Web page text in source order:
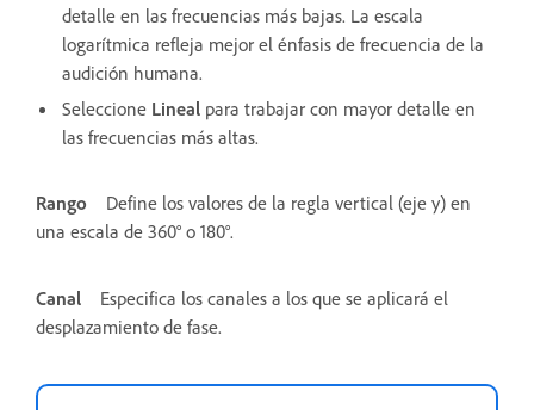
detalle en las frecuencias más bajas. La escala
logarítmica refleja mejor el énfasis de frecuencia de la
audición humana.
Seleccione Lineal para trabajar con mayor detalle en
las frecuencias más altas.
Rango
Define los valores de la regla vertical (eje y) en
una escala de 360° o 180°.
Canal
Especifica los canales a los que se aplicará el
desplazamiento de fase.